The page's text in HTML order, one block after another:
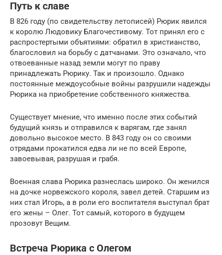
Путь к славе
В 826 году (по свидетельству летописей) Рюрик явился
к королю Людовику Благочестивому. Тот принял его с
распростертыми объятиями: обратил в христианство,
благословил на борьбу с датчанами. Это означало, что
отвоеванные назад земли могут по праву
принадлежать Рюрику. Так и произошло. Однако
постоянные междоусобные войны разрушили надежды
Рюрика на приобретение собственного княжества.
Существует мнение, что именно после этих событий
будущий князь и отправился к варягам, где занял
довольно высокое место. В 843 году он со своими
отрядами прокатился едва ли не по всей Европе,
завоевывая, разрушая и грабя.
Военная слава Рюрика разнеслась широко. Он женился
на дочке норвежского короля, завел детей. Старшим из
них стал Игорь, а в роли его воспитателя выступал брат
его жены – Олег. Тот самый, которого в будущем
прозовут Вещим.
Встреча Рюрика с Олегом